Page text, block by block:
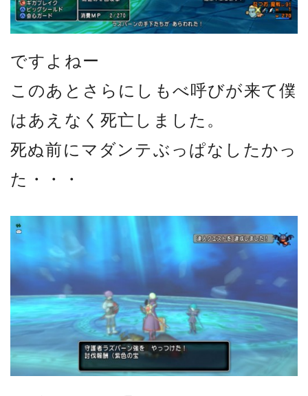
ですよねー
このあとさらにしもべ呼びが来て僕
はあえなく死亡しました。
死ぬ前にマダンテぶっぱなしたかっ
た・・・